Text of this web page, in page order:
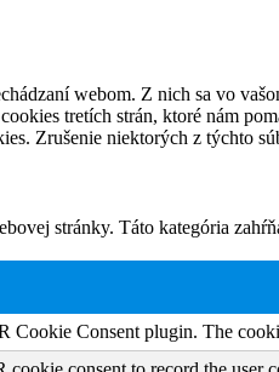
webom. Z nich sa vo
tretích strán, ktoré nám
Zrušenie niektorých z týchto
stránky. Táto kategória
Cookie Consent plugin. The